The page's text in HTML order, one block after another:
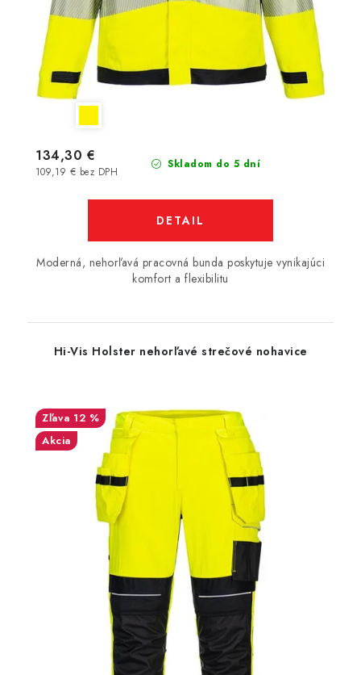
Skladom do 5 dní
109,19 € bez DPH
134,30 €
DETAIL
Moderná, nehorľavá pracovná bunda poskytuje vynikajúci
komfort a flexibilitu
Hi-Vis Holster nehorľavé strečové nohavice
12 %
Akcia